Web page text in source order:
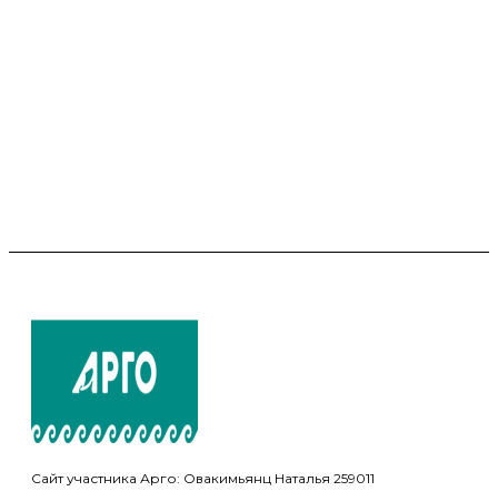
Сайт участника Арго: Овакимьянц Наталья 259011